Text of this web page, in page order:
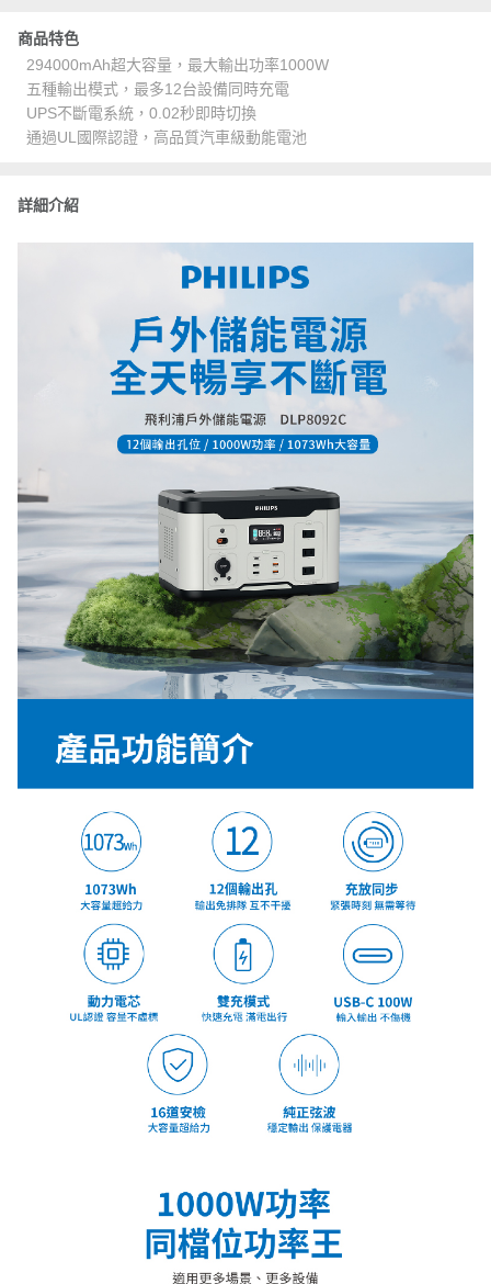
商品特色
294000mAh超大容量，最大輸出功率1000W
五種輸出模式，最多12台設備同時充電
UPS不斷電系統，0.02秒即時切換
通過UL國際認證，高品質汽車級動能電池
詳細介紹